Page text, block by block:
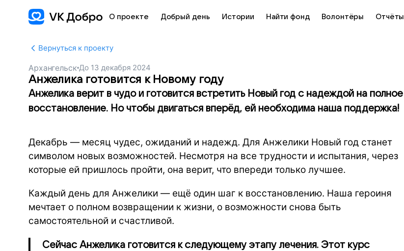
О проекте Добрый день Истории Найти фонд Волонтёры Отчёты
Вернуться к проекту
Архангельск До 13 декабря 2024
Анжелика готовится к Новому году
Анжелика верит в чудо и готовится встретить Новый год с надеждой на полное
восстановление. Но чтобы двигаться вперёд, ей необходима наша поддержка!
Декабрь — месяц чудес, ожиданий и надежд. Для Анжелики Новый год станет
символом новых возможностей. Несмотря на все трудности и испытания, через
которые ей пришлось пройти, она верит, что впереди только лучшее.
Каждый день для Анжелики — ещё один шаг к восстановлению. Наша героиня
мечтает о полном возвращении к жизни, о возможности снова быть
самостоятельной и счастливой.
Сейчас Анжелика готовится к следующему этапу лечения. Этот курс